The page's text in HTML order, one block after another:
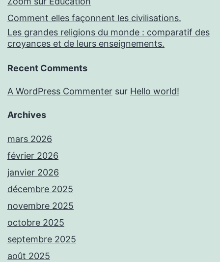
Comment elles façonnent les civilisations.
Les grandes religions du monde : comparatif des
croyances et de leurs enseignements.
Recent Comments
A WordPress Commenter sur Hello world!
Archives
mars 2026
février 2026
janvier 2026
décembre 2025
novembre 2025
octobre 2025
septembre 2025
août 2025